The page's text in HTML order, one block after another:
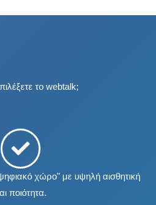
το webtalk;
χώρο" με υψηλή αισθητική
ποιότητα.